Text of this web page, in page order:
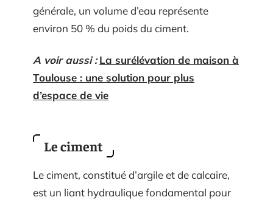
générale, un volume d’eau représente
environ 50 % du poids du ciment.
A voir aussi : La surélévation de maison à
Toulouse : une solution pour plus
d’espace de vie
Le ciment
Le ciment, constitué d’argile et de calcaire,
est un liant hydraulique fondamental pour